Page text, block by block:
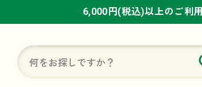
6,000円(税込)以上のご利
6,000円(税込)以上のご利
6,000円(税込)以上のご利